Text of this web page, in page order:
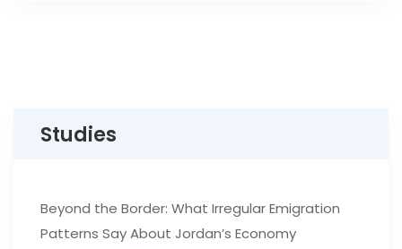
Studies
Beyond the Border: What Irregular Emigration
Patterns Say About Jordan’s Economy